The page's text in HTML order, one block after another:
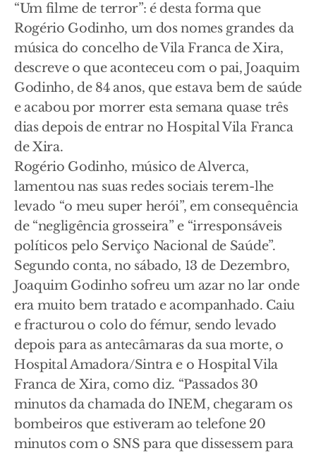
“Um filme de terror”: é desta forma que
Rogério Godinho, um dos nomes grandes da
música do concelho de Vila Franca de Xira,
descreve o que aconteceu com o pai, Joaquim
Godinho, de 84 anos, que estava bem de saúde
e acabou por morrer esta semana quase três
dias depois de entrar no Hospital Vila Franca
de Xira.
Rogério Godinho, músico de Alverca,
lamentou nas suas redes sociais terem-lhe
levado “o meu super herói”, em consequência
de “negligência grosseira” e “irresponsáveis
políticos pelo Serviço Nacional de Saúde”.
Segundo conta, no sábado, 13 de Dezembro,
Joaquim Godinho sofreu um azar no lar onde
era muito bem tratado e acompanhado. Caiu
e fracturou o colo do fémur, sendo levado
depois para as antecâmaras da sua morte, o
Hospital Amadora/Sintra e o Hospital Vila
Franca de Xira, como diz. “Passados 30
minutos da chamada do INEM, chegaram os
bombeiros que estiveram ao telefone 20
minutos com o SNS para que dissessem para